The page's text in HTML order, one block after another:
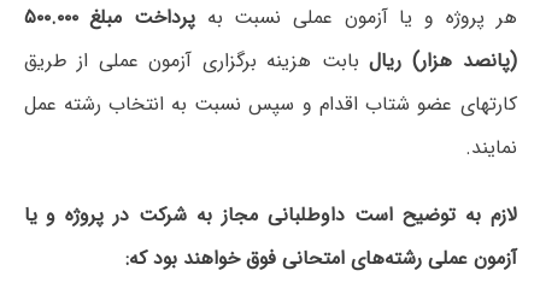
هر پروژه و یا آزمون عملی نسبت به
پرداخت مبلغ ۵۰۰.۰۰۰
(پانصد هزار) ریالبابت هزینه برگزاری آزمون عملی از طریق
کارتهای عضو شتاب اقدام و سپس نسبت به انتخاب رشته عمل
نمایند.
لازم به توضیح است داوطلبانی مجاز به شرکت در پروژه و یا
آزمون عملی رشته‌های امتحانی فوق خواهند بود که: